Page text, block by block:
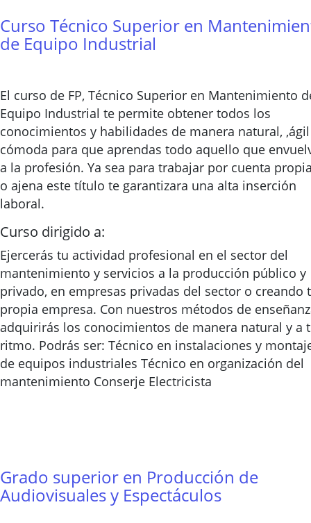
Curso Técnico Superior en
de Equipo Industrial
El curso de FP, Técnico Superior en Mantenimiento
Equipo Industrial te permite obtener todos los
conocimientos y habilidades de manera natural,
cómoda para que aprendas todo aquello que
a la profesión. Ya sea para trabajar por cuenta
o ajena este título te garantizara una alta inserción
laboral.
Curso dirigido a:
Ejercerás tu actividad profesional en el sector del
mantenimiento y servicios a la producción público y
privado, en empresas privadas del sector o creando
propia empresa. Con nuestros métodos de
adquirirás los conocimientos de manera natural y a
ritmo. Podrás ser: Técnico en instalaciones y
de equipos industriales Técnico en organización del
mantenimiento Conserje Electricista
Grado superior en Producción de
Audiovisuales y Espectáculos